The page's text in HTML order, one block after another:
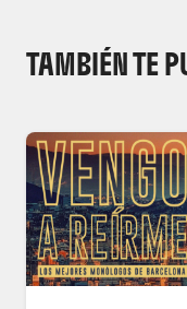
TAMBIÉN TE